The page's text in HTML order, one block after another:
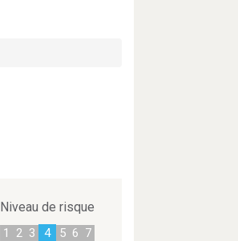
Niveau de risque
1 2 3 4 5 6 7